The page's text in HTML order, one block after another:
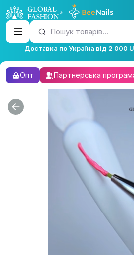
Пошук товарів...
Доставка по Україна від 2 000
Опт Партнерська